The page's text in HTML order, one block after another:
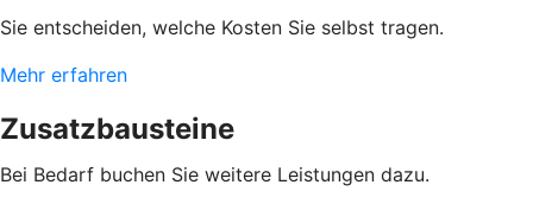
Sie entscheiden, welche Kosten Sie selbst tragen.
Mehr erfahren
Zusatzbausteine
Bei Bedarf buchen Sie weitere Leistungen dazu.